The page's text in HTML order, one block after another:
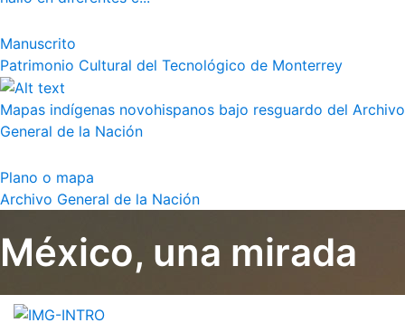
Manuscrito
Patrimonio Cultural del Tecnológico de Monterrey
Mapas indígenas novohispanos bajo resguardo del Archivo
General de la Nación
Plano o mapa
Archivo General de la Nación
México, una mirada